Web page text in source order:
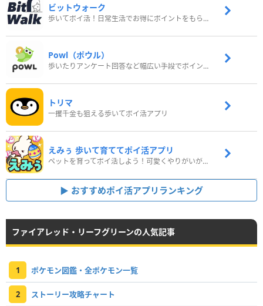
ビットウォーク
歩いてポイ活！日常生活でお得にポイントをもらおう
Powl（ポウル）
歩いたりアンケート回答など幅広い手段でポイントをゲット
トリマ
一攫千金も狙える歩いてポイ活アプリ
えみぅ 歩いて育ててポイ活アプリ
ペットを育ってポイ活しよう！可愛くやりがいがある新感覚アプリ
おすすめポイ活アプリランキング
ファイアレッド・リーフグリーンの人気記事
1 ポケモン図鑑・全ポケモン一覧
2 ストーリー攻略チャート